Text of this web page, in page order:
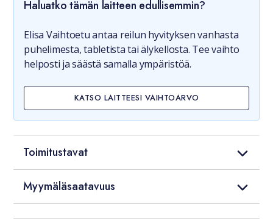
Haluatko tämän laitteen edullisemmin?
Elisa Vaihtoetu antaa reilun hyvityksen vanhasta
puhelimesta, tabletista tai älykellosta. Tee vaihto
helposti ja säästä samalla ympäristöä.
KATSO LAITTEESI VAIHTOARVO
Toimitustavat
Myymäläsaatavuus